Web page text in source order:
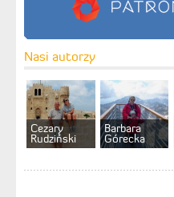
Nasi autorzy
Cezary
Rudziński
Barbara
Górecka